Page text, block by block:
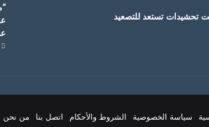
تحشيدات تستعد للتصعيد
سياسة الخصوصية الشروط والأحكام اتصل بنا من نحن